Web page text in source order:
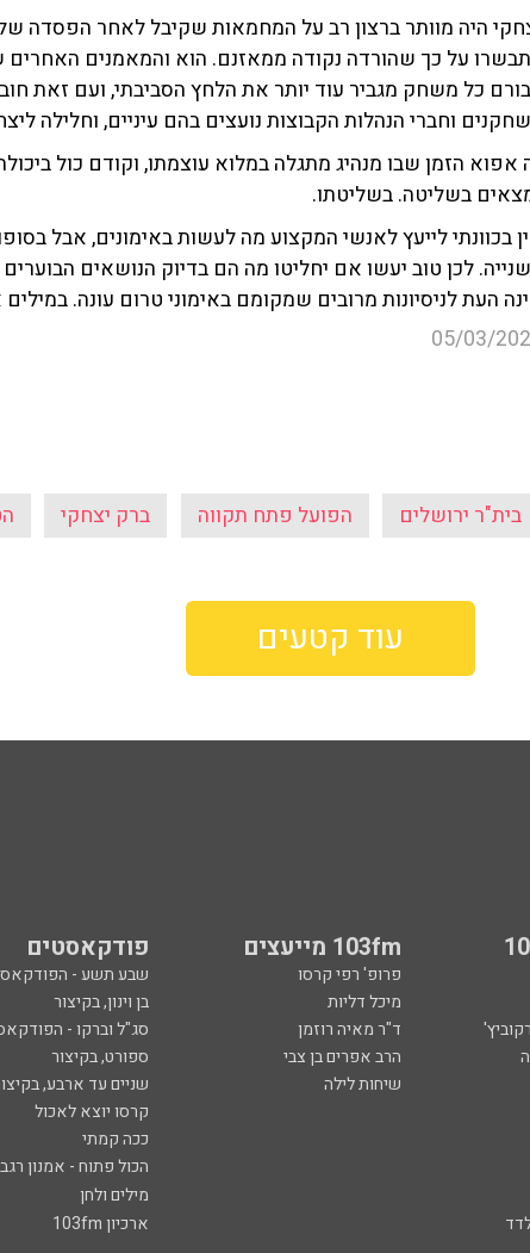
על כך שהורדה נקודה ממאזנם. הוא והמאמנים
כל משחק מגביר עוד יותר את הלחץ הסביבתי, ועם זאת
וחברי הנהלות הקבוצות נועצים בהם עיניים, וחלילה
אפוא הזמן שבו מנהיג מתגלה במלוא עוצמתו, וקודם כול
בשליטה. בשליטתו.
בכוונתי לייעץ לאנשי המקצוע מה לעשות באימונים, אבל
לכן טוב יעשו אם יחליטו מה הם בדיוק הנושאים
העת לניסיונות מרובים שמקומם באימוני טרום עונה.
05/03/
בית"ר ירושלים הפועל פתח תקווה ברק יצחקי
עוד קטעים
103fm מייעצים פודקאסטים
פרופ' רפי קרסו שבע תשע -
מיכל דליות בן וינון, בקיצור
ד"ר מאיה רוזמן סג"ל וברקו -
הרב אפרים בן צבי ספורט, בקיצור
שיחות לילה שניים עד ארבע,
קרסו יוצא לאכול
ככה קמתי
הכול פתוח - אמנון רגב
מילים ולחן
ארכיון 103fm